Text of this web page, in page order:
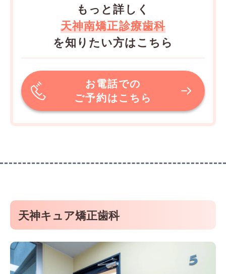
もっと詳しく
天神南矯正診療歯科
を知りたい方はこちら
お電話での
ご予約はこちら
天神キュア矯正歯科